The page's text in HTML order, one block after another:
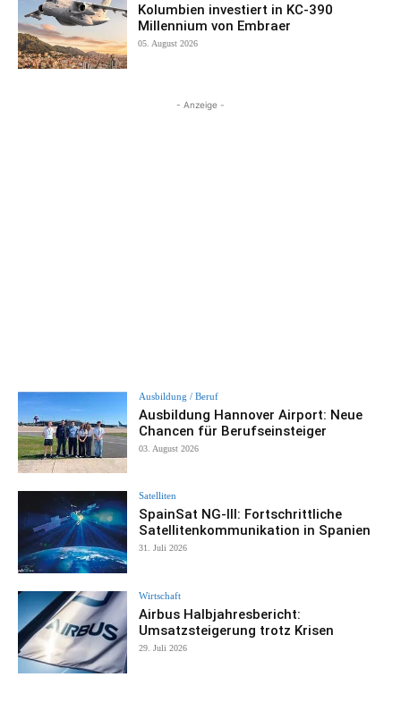
Kolumbien investiert in KC-390
Millennium von Embraer
05. August 2026
- Anzeige -
Ausbildung / Beruf
Ausbildung Hannover Airport: Neue
Chancen für Berufseinsteiger
03. August 2026
Satelliten
SpainSat NG-III: Fortschrittliche
Satellitenkommunikation in Spanien
31. Juli 2026
Wirtschaft
Airbus Halbjahresbericht:
Umsatzsteigerung trotz Krisen
29. Juli 2026